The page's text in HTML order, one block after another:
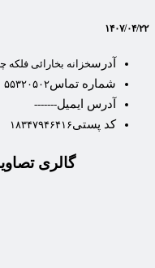
۱۴۰۷/۰۴/۲۲
آدرسخزانه بخارائی فلکه
شماره تماس۵۵۳۲۰۵۰۲
آدرس ایمیل-------
کد پستی۱۸۳۴۷۹۴۶۴۱۶
گالری